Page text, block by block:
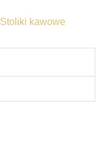
Stoliki kawowe